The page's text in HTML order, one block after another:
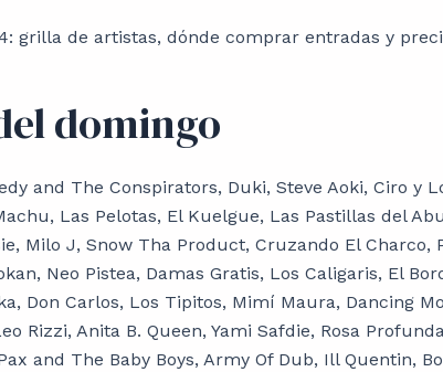
domingo
and The Conspirators, Duki, Steve Aoki, Ciro y
Las Pelotas, El Kuelgue, Las Pastillas del
Milo J, Snow Tha Product, Cruzando El Charco,
Neo Pistea, Damas Gratis, Los Caligaris, El
Don Carlos, Los Tipitos, Mimí Maura, Dancing
Rizzi, Anita B. Queen, Yami Safdie, Rosa
and The Baby Boys, Army Of Dub, Ill Quentin,